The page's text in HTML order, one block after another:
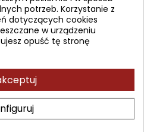
of nursing pharmacology and
PN exam! With chapters
inBasic Pharmacology for
provides a variety of
potrzeb. Korzystanie z
dotyczących cookies
w urządzeniu
opuść tę stronę